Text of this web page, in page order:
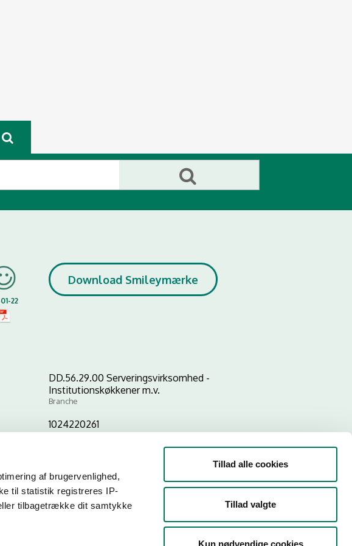
af brugervenlighed,
til statistik registreres IP-
tilbagetrække dit samtykke
Tillad alle cookies
Tillad valgte
Kun nødvendige cookies
22
Download Smileymærke
DD.56.29.00 Serveringsvirksomhed -
Institutionskøkkener m.v.
Branche
1024220261
P-nr
hjemmeside